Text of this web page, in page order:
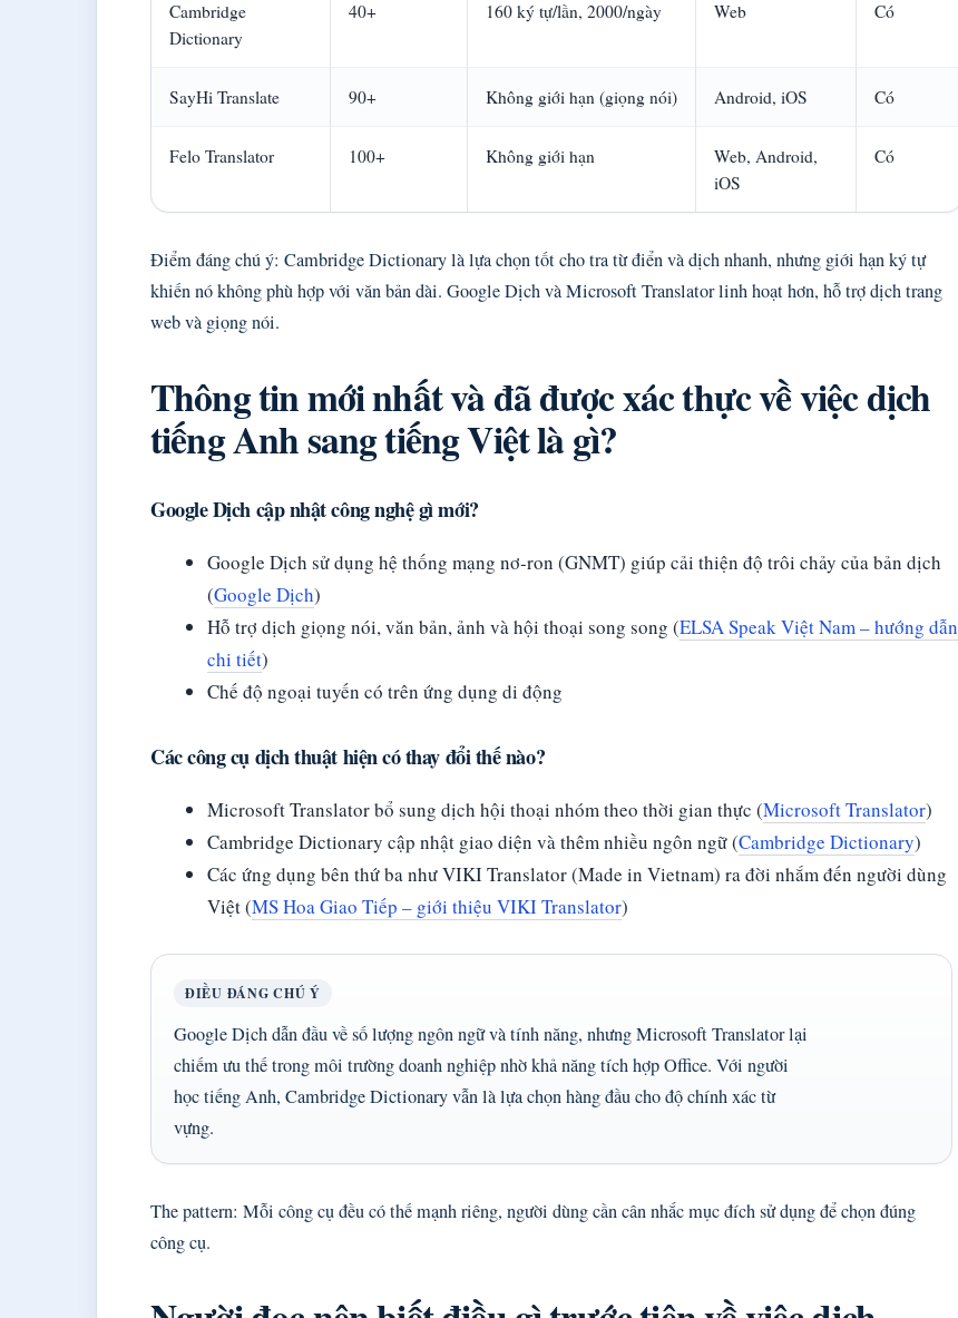
Cambridge
Dictionary
40+ 160 ký tự/lần, 2000/ngày Web Có
SayHi Translate 90+ Không giới hạn (giọng nói) Android, iOS Có
Felo Translator 100+ Không giới hạn
Web, Android,
iOS
Có
Điểm đáng chú ý: Cambridge Dictionary là lựa chọn tốt cho tra từ điển và dịch nhanh, nhưng giới hạn ký tự
khiến nó không phù hợp với văn bản dài. Google Dịch và Microsoft Translator linh hoạt hơn, hỗ trợ dịch trang
web và giọng nói.
Thông tin mới nhất và đã được xác thực về việc dịch
tiếng Anh sang tiếng Việt là gì?
Google Dịch cập nhật công nghệ gì mới?
Google Dịch sử dụng hệ thống mạng nơ-ron (GNMT) giúp cải thiện độ trôi chảy của bản dịch
(Google Dịch)
Hỗ trợ dịch giọng nói, văn bản, ảnh và hội thoại song song (ELSA Speak Việt Nam – hướng dẫn
chi tiết)
Chế độ ngoại tuyến có trên ứng dụng di động
Các công cụ dịch thuật hiện có thay đổi thế nào?
Microsoft Translator bổ sung dịch hội thoại nhóm theo thời gian thực (Microsoft Translator)
Cambridge Dictionary cập nhật giao diện và thêm nhiều ngôn ngữ (Cambridge Dictionary)
Các ứng dụng bên thứ ba như VIKI Translator (Made in Vietnam) ra đời nhắm đến người dùng
Việt (MS Hoa Giao Tiếp – giới thiệu VIKI Translator)
ĐIỀU ĐÁNG CHÚ Ý
Google Dịch dẫn đầu về số lượng ngôn ngữ và tính năng, nhưng Microsoft Translator lại
chiếm ưu thế trong môi trường doanh nghiệp nhờ khả năng tích hợp Office. Với người
học tiếng Anh, Cambridge Dictionary vẫn là lựa chọn hàng đầu cho độ chính xác từ
vựng.
The pattern: Mỗi công cụ đều có thế mạnh riêng, người dùng cần cân nhắc mục đích sử dụng để chọn đúng
công cụ.